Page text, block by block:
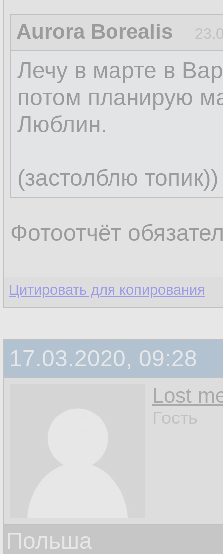
Aurora Borealis
Лечу в марте в
потом планирую
Люблин.
(застолблю топик))
Фотоотчёт
Цитировать для копирования
17.03.2020, 09:28
Lost
Гость
Польша